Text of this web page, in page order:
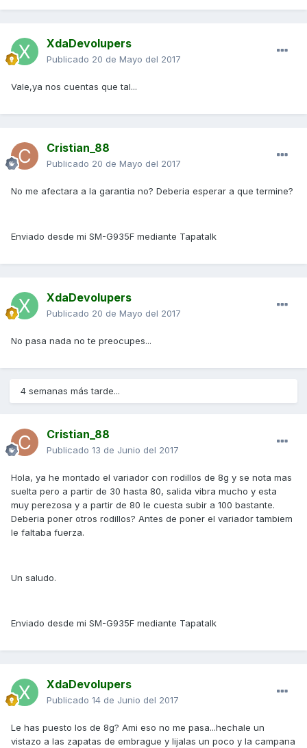
XdaDevolupers
Publicado 20 de Mayo del 2017
Vale,ya nos cuentas que tal...
Cristian_88
Publicado 20 de Mayo del 2017
No me afectara a la garantia no? Deberia esperar a que termine?
Enviado desde mi SM-G935F mediante Tapatalk
XdaDevolupers
Publicado 20 de Mayo del 2017
No pasa nada no te preocupes...
4 semanas más tarde...
Cristian_88
Publicado 13 de Junio del 2017
Hola, ya he montado el variador con rodillos de 8g y se nota mas
suelta pero a partir de 30 hasta 80, salida vibra mucho y esta
muy perezosa y a partir de 80 le cuesta subir a 100 bastante.
Deberia poner otros rodillos? Antes de poner el variador tambiem
le faltaba fuerza.
Un saludo.
Enviado desde mi SM-G935F mediante Tapatalk
XdaDevolupers
Publicado 14 de Junio del 2017
Le has puesto los de 8g? Ami eso no me pasa...hechale un
vistazo a las zapatas de embrague y lijalas un poco y la campana